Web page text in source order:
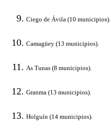
Ciego de Ávila (10 municipios).
Camagüey (13 municipios).
As Tunas (8 municipios).
Granma (13 municipios).
Holguín (14 municipios).